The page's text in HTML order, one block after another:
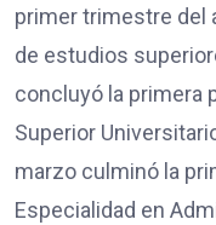
primer trimestre del
de estudios
concluyó la primera
Superior
marzo culminó la
Especialidad en